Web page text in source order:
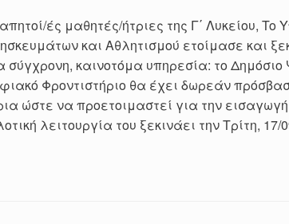
ές μαθητές/ήτριες της Γ΄ Λυκείου, To
και Αθλητισμού ετοίμασε και
σύγχρονη, καινοτόμα υπηρεσία: το Δημόσιο
Φροντιστήριο θα έχει δωρεάν
ώστε να προετοιμαστεί για την
λειτουργία του ξεκινάει την Τρίτη,